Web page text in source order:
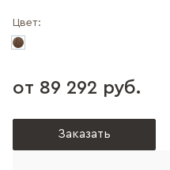
Цвет:
от 89 292 руб.
Заказать